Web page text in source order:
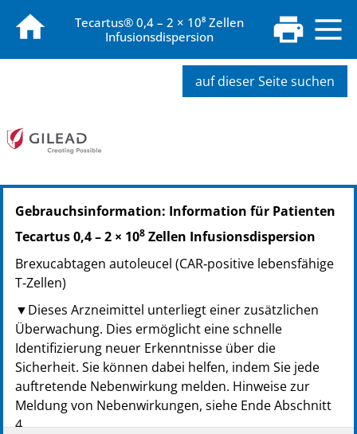
Tecartus® 0,4 – 2 × 10⁸ Zellen
Infusionsdispersion
auf dieser Seite suchen
PZN: 16876183
PPN: 111687618331
Gebrauchsinformation: Information für Patienten
Tecartus 0,4 – 2 × 108 Zellen Infusionsdispersion
Brexucabtagen autoleucel (CAR‑positive lebensfähige
T‑Zellen)
▼Dieses Arzneimittel unterliegt einer zusätzlichen
Überwachung. Dies ermöglicht eine schnelle
Identifizierung neuer Erkenntnisse über die
Sicherheit. Sie können dabei helfen, indem Sie jede
auftretende Nebenwirkung melden. Hinweise zur
Meldung von Nebenwirkungen, siehe Ende Abschnitt
4.